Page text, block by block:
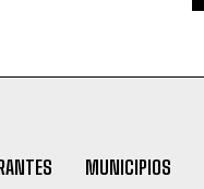
MUNICIPIOS